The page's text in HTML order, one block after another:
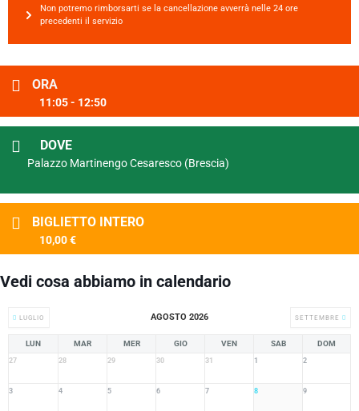
Non potremo rimborsarti se la cancellazione avverrà nelle 24 ore
precedenti il servizio
ORA
11:05 - 12:50
DOVE
Palazzo Martinengo Cesaresco (Brescia)
BIGLIETTO INTERO
10,00 €
Vedi cosa abbiamo in calendario
LUGLIO AGOSTO 2026 SETTEMBRE
LUN MAR MER GIO VEN SAB DOM
27 28 29 30 31 1 2
3 4 5 6 7 8 9